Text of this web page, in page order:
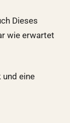
Dieses
wie erwartet
eine